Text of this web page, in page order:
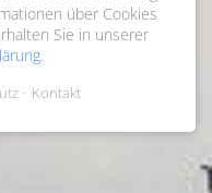
über Cookies
Sie in unserer
Kontakt